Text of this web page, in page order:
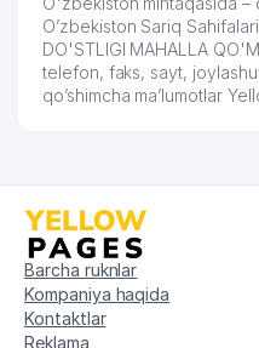
O’zbekiston Sariq
DO'STLIGI MAHALLA
telefon, faks, sayt,
qo’shimcha ma’lumotlar
Barcha ruknlar
Kompaniya haqida
Kontaktlar
Reklama